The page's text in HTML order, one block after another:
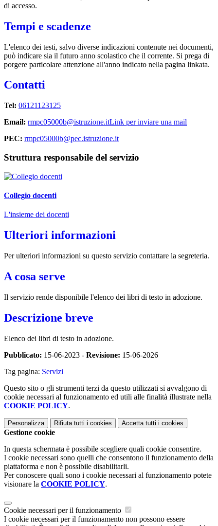
di accesso.
Tempi e scadenze
L'elenco dei testi, salvo diverse indicazioni contenute nei documenti,
può indicare sia il futuro anno scolastico che il corrente. Si prega di
porgere particolare attenzione all'anno indicato nella pagina linkata.
Contatti
Tel: 06121123125
Email: rmpc05000b@istruzione.itLink per inviare una mail
PEC: rmpc05000b@pec.istruzione.it
Struttura responsabile del servizio
Collegio docenti
L'insieme dei docenti
Ulteriori informazioni
Per ulteriori informazioni su questo servizio contattare la segreteria.
A cosa serve
Il servizio rende disponibile l'elenco dei libri di testo in adozione.
Descrizione breve
Elenco dei libri di testo in adozione.
Pubblicato: 15-06-2023 - Revisione: 15-06-2026
Tag pagina: Servizi
Questo sito o gli strumenti terzi da questo utilizzati si avvalgono di
cookie necessari al funzionamento ed utili alle finalità illustrate nella
COOKIE POLICY.
Personalizza Rifiuta tutti i cookies Accetta tutti i cookies
Gestione cookie
In questa schermata è possibile scegliere quali cookie consentire.
I cookie necessari sono quelli che consentono il funzionamento della
piattaforma e non è possibile disabilitarli.
Per conoscere quali sono i cookie necessari al funzionamento potete
visionare la COOKIE POLICY.
Cookie necessari per il funzionamento
I cookie necessari per il funzionamento non possono essere